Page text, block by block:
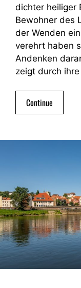
dichter heiliger
Bewohner des
der Wenden
verehrt haben
Andenken
zeigt durch
Continue